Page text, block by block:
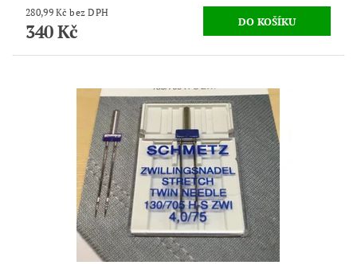
280,99 Kč bez DPH
340 Kč